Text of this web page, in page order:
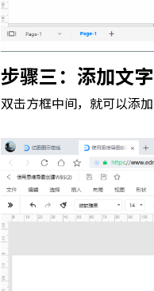
步骤三： 添加文
双击方框中间，就可以添